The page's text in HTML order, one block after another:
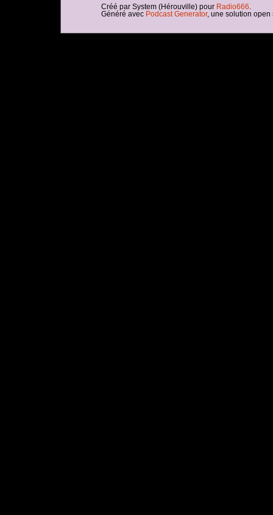
Créé par System (Hérouville) pour Radio666
Généré avec Podcast Generator, une solution open